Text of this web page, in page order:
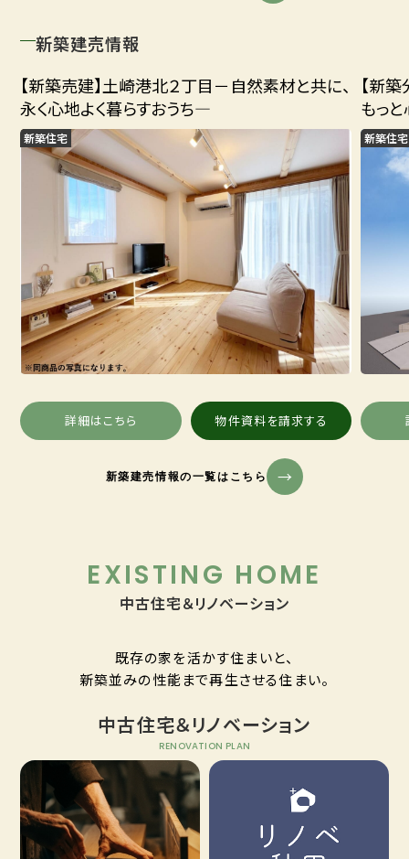
新築建売情報
【新築売建】土崎港北２丁目－自然素材と共に、
永く心地よく暮らすおうち―
新築住宅
詳細はこちら 物件資料を請求する
【新
もっ
新築住宅
新築建売情報の一覧はこちら
EXISTING HOME
中古住宅＆リノベーション
既存の家を活かす住まいと、
新築並みの性能まで再生させる住まい。
中古住宅＆リノベーション
RENOVATION PLAN